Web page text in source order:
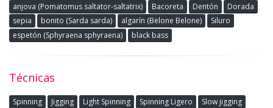
anjova (Pomatomus saltator-saltatrix)
Bacoreta Dentón
Dorada
sepia
bonito (Sarda sarda) algarín (Belone Belone)
Siluro
espetón (Sphyraena sphyraena)
black bass
Técnicas
Spinning Jigging Light Spinning Spinning Ligero
Slow jigging